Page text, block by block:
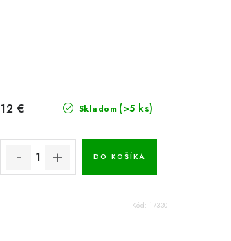
Skladom (>5 ks)
12 €
DO KOŠÍKA
Kód: 17330